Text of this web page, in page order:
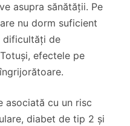
asupra sănătății. Pe
nu dorm suficient
dificultăți de
efectele pe
asociată cu un risc
diabet de tip 2 și